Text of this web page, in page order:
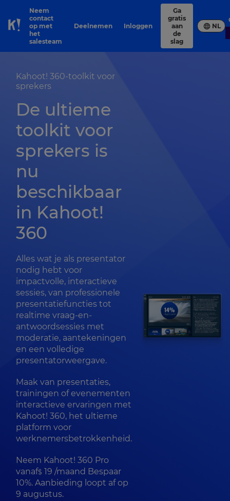
Skip to Page content
Neem
contact
op met
het
salesteam
Deelnemen Inloggen
Ga
gratis
aan
de
slag
NL
Kahoot! 360-toolkit voor
sprekers
De ultieme
toolkit voor
sprekers is
nu
beschikbaar
in Kahoot!
360
Alles wat je als presentator
nodig hebt voor
impactvolle, interactieve
sessies, van professionele
presentatiefuncties tot
realtime vraag-en-
antwoordsessies met
moderatie, aantekeningen
en een volledige
presentatorweergave.
Maak van presentaties,
trainingen of evenementen
interactieve ervaringen met
Kahoot! 360, het ultieme
platform voor
werknemersbetrokkenheid.
Neem Kahoot! 360 Pro
vanaf$ 19 /maand Bespaar
10%. Aanbieding loopt af op
9 augustus.